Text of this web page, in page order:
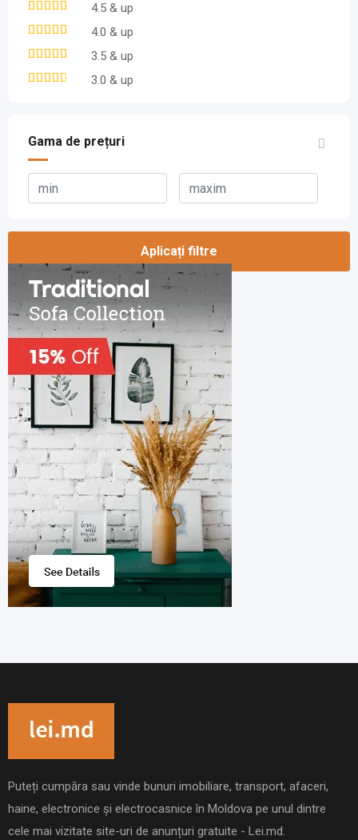
4.5 & up
4.0 & up
3.5 & up
3.0 & up
Gama de prețuri
Aplicați filtre
Puteți cumpăra sau vinde bunuri imobiliare, transport, afaceri,
haine, electronice și electrocasnice în Moldova pe unul dintre
cele mai vizitate site-uri de anunțuri gratuite - Lei.md.